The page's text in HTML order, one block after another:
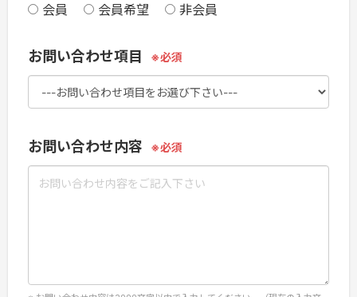
会員 会員希望 非会員
お問い合わせ項目
お問い合わせ内容